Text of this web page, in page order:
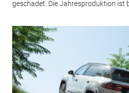
geschadet. Die Jahresproduktion ist